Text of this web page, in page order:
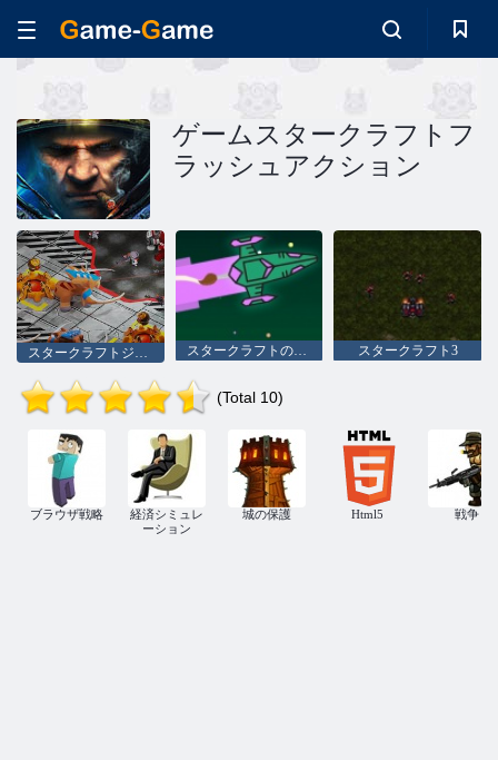
ゲームスタークラフトフ
ラッシュアクション
スタークラフトジェム スタークラフトのぬりえ スタークラフト3
(Total 10)
ブラウザ戦略
経済シミュレ
ーション
城の保護 Html5 戦争